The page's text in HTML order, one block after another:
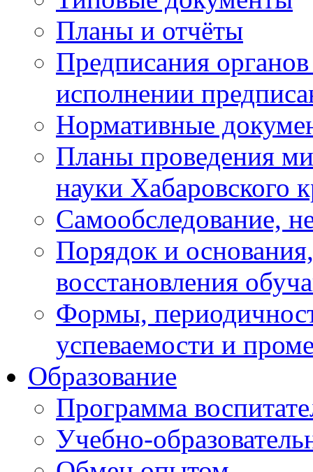
Планы и отчёты
Предписания
исполнении
Нормативные
Планы проведения
науки Хабаровского
Самообследование,
Порядок и
восстановления
Формы,
успеваемости и
Образование
Программа
Учебно-